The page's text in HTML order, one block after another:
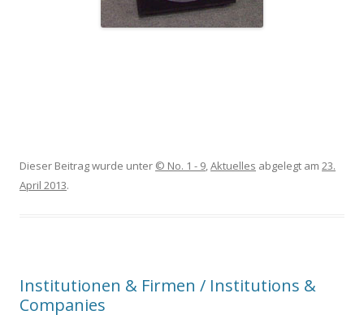
Dieser Beitrag wurde unter © No. 1 - 9,Aktuelles abgelegt am 23.
April 2013.
Institutionen & Firmen / Institutions &
Companies